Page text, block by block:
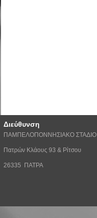
Διεύθυνση
ΠΑΜΠΕΛΟΠΟΝΝΗΣΙΑΚΟ ΣΤΑΔΙΟ
Πατρών Κλάους 93 & Ρίτσου
26335 ΠΑΤΡΑ